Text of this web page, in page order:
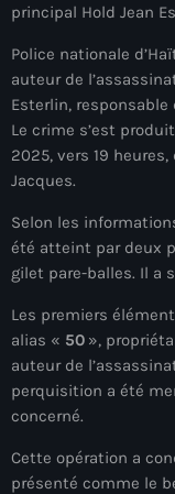
TV Direct
Actualités
Blog Grid Sidebar
Contact
Archives
août 2026
juillet 2026
mai 2026
principal Hold Jean
Police nationale
auteur de
Esterlin,
Le crime s’est
2025, vers 19
Jacques.
Selon les
été atteint par deux
gilet pare-balles. Il a
Les premiers
alias « 50»,
auteur de
perquisition a été
concerné.
Cette opération a
présenté comme le